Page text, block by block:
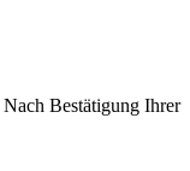
Nach Bestätigung Ihrer